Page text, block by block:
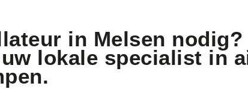
in Melsen nodig?
lokale specialist in